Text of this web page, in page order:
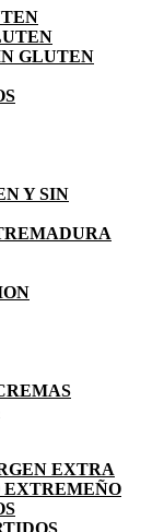
GLUTEN
Y SIN
EXTRA
EXTREMEÑO